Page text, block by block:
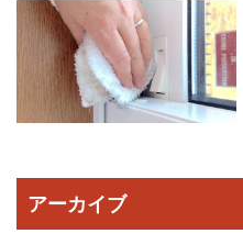
アーカイブ